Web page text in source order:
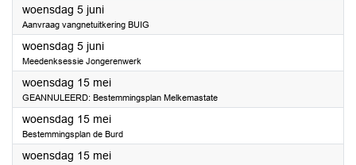
woensdag 5 juni2024
Aanvraag vangnetuitkering BUIG
woensdag 5 juni2024
Meedenksessie Jongerenwerk
woensdag 15 mei2024
GEANNULEERD: Bestemmingsplan Melkemastate
woensdag 15 mei2024
Bestemmingsplan de Burd
woensdag 15 mei2024